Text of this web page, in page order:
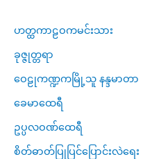
ဟတ္ထကာဠဝကမင်းသား
ခုဇ္ဇုတ္တရာ
ဝေဠုကဏ္ဍကမြို့သူ နန္ဒမာတာ
ခေမာထေရီ
ဥပ္ပလဝဏ်ထေရီ
စိတ်ဓာတ်ပြုပြင်ပြောင်းလဲရေး